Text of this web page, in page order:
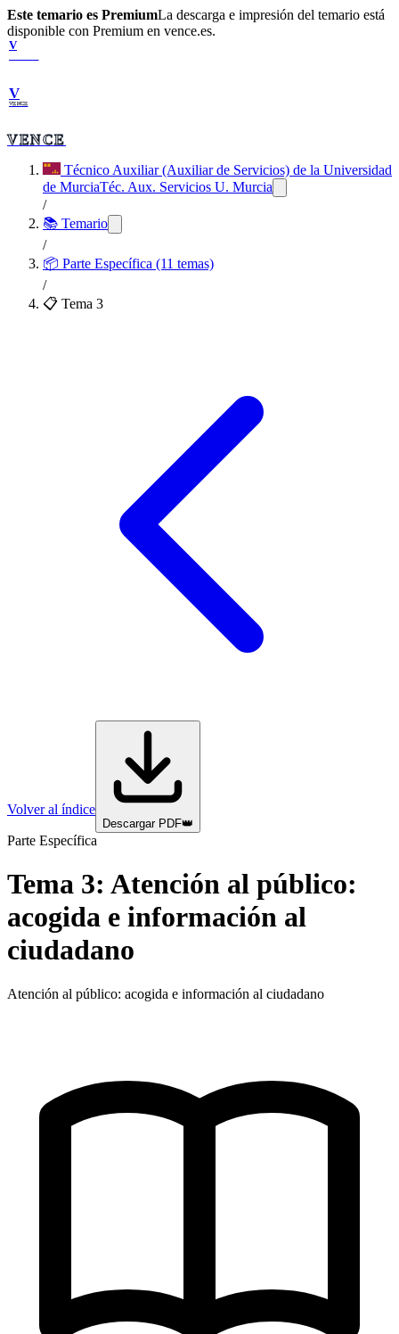
Este temario es PremiumLa descarga e impresión del temario está
disponible con Premium en vence.es.
V
V
VENCE
VENCE
Técnico Auxiliar (Auxiliar de Servicios) de la Universidad
de MurciaTéc. Aux. Servicios U. Murcia
/
📚 Temario
/
📦 Parte Específica (11 temas)
/
📋 Tema 3
Volver al índice
Descargar PDF👑
Parte Específica
Tema 3: Atención al público:
acogida e información al
ciudadano
Atención al público: acogida e información al ciudadano